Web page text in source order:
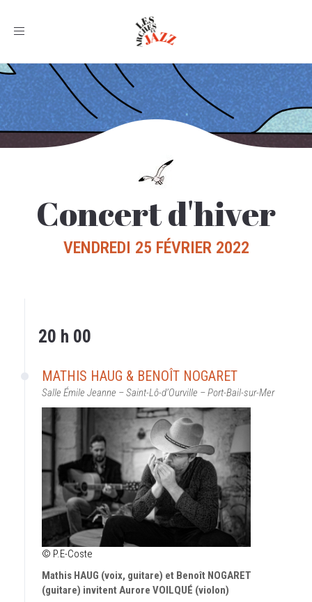
Toggle
Concert d'hiver
VENDREDI 25 FÉVRIER 2022
20 h 00
MATHIS HAUG & BENOÎT NOGARET
Salle Émile Jeanne – Saint-Lô-d’Ourville – Port-Bail-sur-Mer
© P.E-Coste
Mathis HAUG (voix, guitare) et Benoît NOGARET
(guitare) invitent Aurore VOILQUÉ (violon)